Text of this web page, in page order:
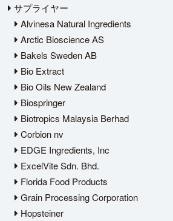
サプライヤー
Alvinesa Natural Ingredients
Arctic Bioscience AS
Bakels Sweden AB
Bio Extract
Bio Oils New Zealand
Biospringer
Biotropics Malaysia Berhad
Corbion nv
EDGE Ingredients, Inc
ExcelVite Sdn. Bhd.
Florida Food Products
Grain Processing Corporation
Hopsteiner